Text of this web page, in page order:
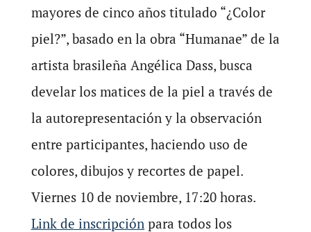
mayores de cinco años titulado “¿Color
piel?”, basado en la obra “Humanae” de la
artista brasileña Angélica Dass, busca
develar los matices de la piel a través de
la autorepresentación y la observación
entre participantes, haciendo uso de
colores, dibujos y recortes de papel.
Viernes 10 de noviembre, 17:20 horas.
Link de inscripciónpara todos los